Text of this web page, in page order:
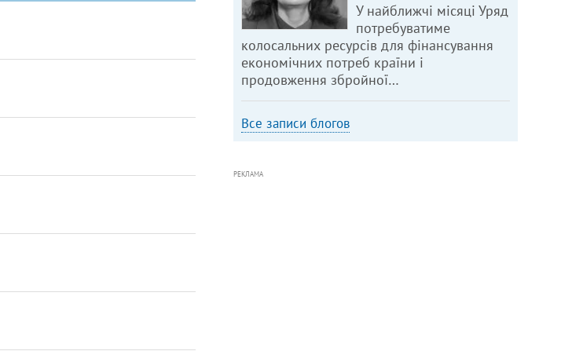
У найближчі місяці Уряд
потребуватиме
колосальних ресурсів для фінансування
економічних потреб країни і
продовження збройної…
Все записи блогов
РЕКЛАМА